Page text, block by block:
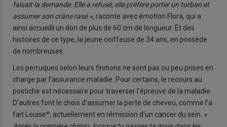
faisait la demande. Elle a refusé, elle préfère porter un turban et
assumer son crâne rasé », raconte avec émotion Flora, qui a
ainsi accueilli un don de plus de 60 cm de longueur. Et des
histoires de ce type, la jeune coiffeuse de 34 ans, en possède
de nombreuses.
Les perruques selon leurs finitions ne sont pas ou peu prises en
charge par l’assurance maladie. Pour certains, le recours au
postiche est nécessaire pour traverser l’épreuve de la maladie.
D’autres font le choix d’assumer la perte de cheveu, comme l’a
fait Louise*, actuellement en rémission d’un cancer du sein. «